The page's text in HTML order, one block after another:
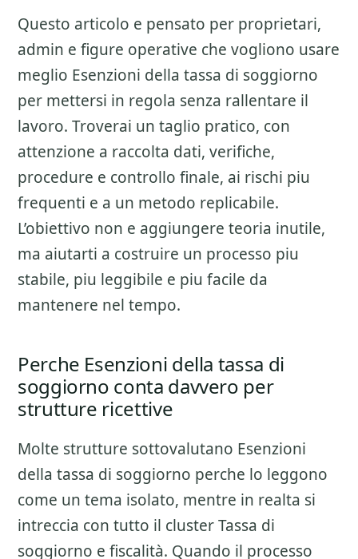
Questo articolo e pensato per proprietari,
admin e figure operative che vogliono usare
meglio Esenzioni della tassa di soggiorno
per mettersi in regola senza rallentare il
lavoro. Troverai un taglio pratico, con
attenzione a raccolta dati, verifiche,
procedure e controllo finale, ai rischi piu
frequenti e a un metodo replicabile.
L’obiettivo non e aggiungere teoria inutile,
ma aiutarti a costruire un processo piu
stabile, piu leggibile e piu facile da
mantenere nel tempo.
Perche Esenzioni della tassa di
soggiorno conta davvero per
strutture ricettive
Molte strutture sottovalutano Esenzioni
della tassa di soggiorno perche lo leggono
come un tema isolato, mentre in realta si
intreccia con tutto il clusterTassa di
soggiorno e fiscalità. Quando il processo